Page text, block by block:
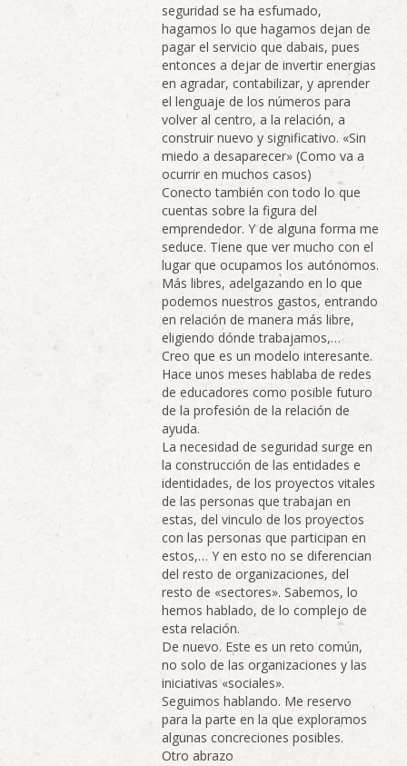
seguridad se ha esfumado,
hagamos lo que hagamos dejan de
pagar el servicio que dabais, pues
entonces a dejar de invertir energias
en agradar, contabilizar, y aprender
el lenguaje de los números para
volver al centro, a la relación, a
construir nuevo y significativo. «Sin
miedo a desaparecer» (Como va a
ocurrir en muchos casos)
Conecto también con todo lo que
cuentas sobre la figura del
emprendedor. Y de alguna forma me
seduce. Tiene que ver mucho con el
lugar que ocupamos los autónomos.
Más libres, adelgazando en lo que
podemos nuestros gastos, entrando
en relación de manera más libre,
eligiendo dónde trabajamos,…
Creo que es un modelo interesante.
Hace unos meses hablaba de redes
de educadores como posible futuro
de la profesión de la relación de
ayuda.
La necesidad de seguridad surge en
la construcción de las entidades e
identidades, de los proyectos vitales
de las personas que trabajan en
estas, del vinculo de los proyectos
con las personas que participan en
estos,… Y en esto no se diferencian
del resto de organizaciones, del
resto de «sectores». Sabemos, lo
hemos hablado, de lo complejo de
esta relación.
De nuevo. Este es un reto común,
no solo de las organizaciones y las
iniciativas «sociales».
Seguimos hablando. Me reservo
para la parte en la que exploramos
algunas concreciones posibles.
Otro abrazo